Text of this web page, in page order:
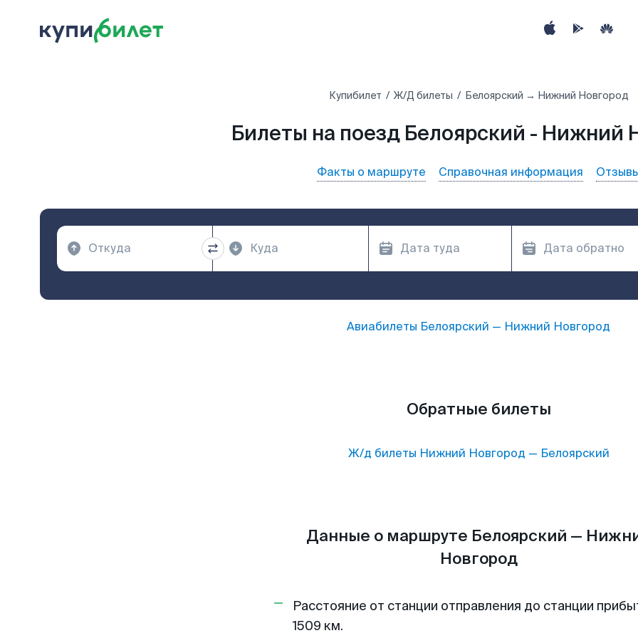
Купибилет Ж/Д билеты Белоярский → Нижний Новгород
Билеты на поезд Белоярский - Нижний
Факты о маршруте Справочная информация
Авиабилеты Белоярский — Нижний Новгород
Обратные билеты
Ж/д билеты Нижний Новгород — Белоярский
Данные о маршруте Белоярский —
Новгород
Расстояние от станции отправления до станции
1509 км.